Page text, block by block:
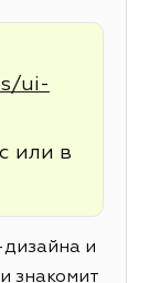
ui-
или в
дизайна и
знакомит